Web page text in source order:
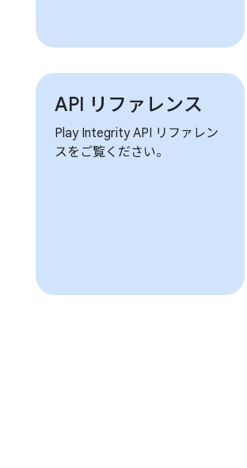
API リファレンス
Play Integrity API リファレン
スをご覧ください。